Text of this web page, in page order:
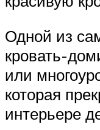
Одной из
кровать-
или
которая
интерьере